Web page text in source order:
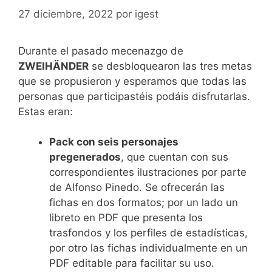
27 diciembre, 2022 por igest
Durante el pasado mecenazgo de
ZWEIHÄNDER se desbloquearon las tres metas
que se propusieron y esperamos que todas las
personas que participastéis podáis disfrutarlas.
Estas eran:
Pack con seis personajes
pregenerados, que cuentan con sus
correspondientes ilustraciones por parte
de Alfonso Pinedo. Se ofrecerán las
fichas en dos formatos; por un lado un
libreto en PDF que presenta los
trasfondos y los perfiles de estadísticas,
por otro las fichas individualmente en un
PDF editable para facilitar su uso.